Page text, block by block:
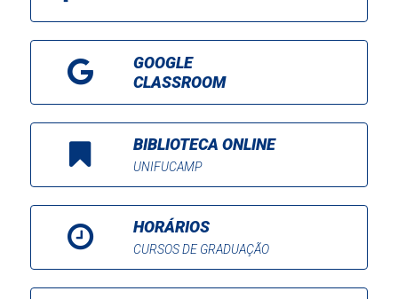
GOOGLE
CLASSROOM
BIBLIOTECA ONLINE
UNIFUCAMP
HORÁRIOS
CURSOS DE GRADUAÇÃO